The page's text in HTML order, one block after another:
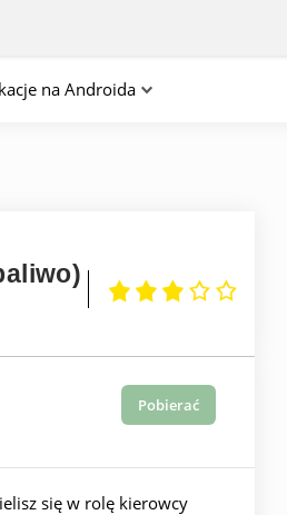
na Androida
Pobierać
się w rolę kierowcy